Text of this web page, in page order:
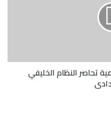
تحاصر النظام الخليفي